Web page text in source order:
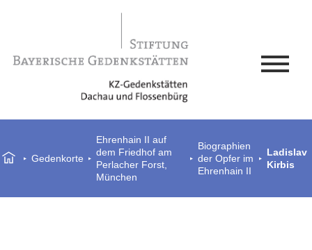
Gedenkorte
Ehrenhain II auf
dem Friedhof am
Perlacher Forst,
München
Biographien
der Opfer im
Ehrenhain II
Ladislav
Kirbis